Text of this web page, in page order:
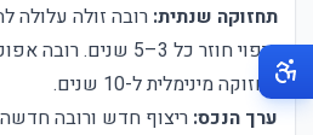
תחזוקה שנתית: רובה זולה עלולה
ציפוי חוזר כל 3–5
תחזוקה מינימלית ל-10 שנים.
ערך הנכס: ריצוף חדש ורובה